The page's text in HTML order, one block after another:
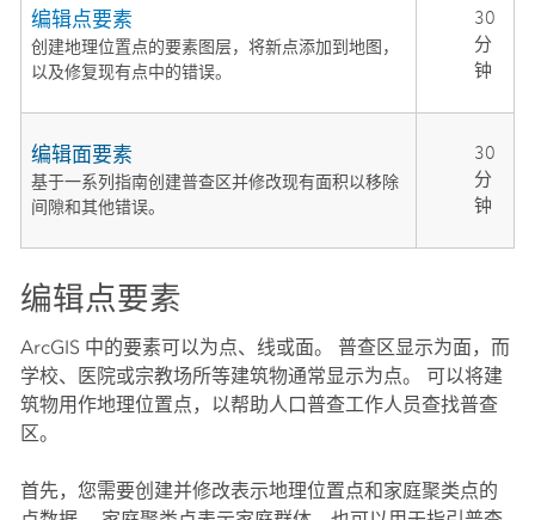
编辑点要素
创建地理位置点的要素图层，将新点添加到地图，
以及修复现有点中的错误。
30
分
钟
编辑面要素
基于一系列指南创建普查区并修改现有面积以移除
间隙和其他错误。
30
分
钟
编辑点要素
ArcGIS 中的要素可以为点、线或面。 普查区显示为面，而
学校、医院或宗教场所等建筑物通常显示为点。 可以将建
筑物用作地理位置点，以帮助人口普查工作人员查找普查
区。
首先，您需要创建并修改表示地理位置点和家庭聚类点的